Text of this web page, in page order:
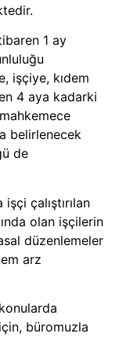
1 ay
işçiye, kıdem
4 aya kadarki
belirlenecek
de
çalıştırılan
olan işçilerin
düzenlemeler
arz
büromuzla